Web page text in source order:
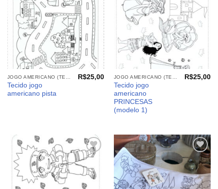
Tecido jogo
americano pista
R$25,00
Tecido jogo
americano
PRINCESAS
(modelo 1)
R$25,00
Adicionar
aos
meus
desejos
Adicionar
aos
meus
desejos